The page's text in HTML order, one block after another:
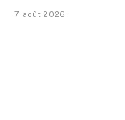
7 août 2026